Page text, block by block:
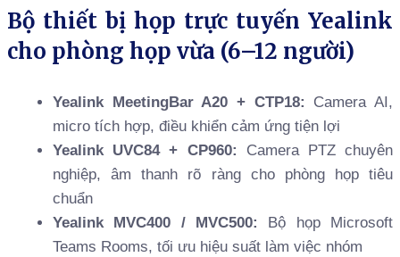
Bộ thiết bị họp trực tuyến Yealink
cho phòng họp vừa (6–12 người)
Yealink MeetingBar A20 + CTP18: Camera AI,
micro tích hợp, điều khiển cảm ứng tiện lợi
Yealink UVC84 + CP960: Camera PTZ chuyên
nghiệp, âm thanh rõ ràng cho phòng họp tiêu
chuẩn
Yealink MVC400 / MVC500:
Bộ họp Microsoft
Teams Rooms, tối ưu hiệu suất làm việc nhóm